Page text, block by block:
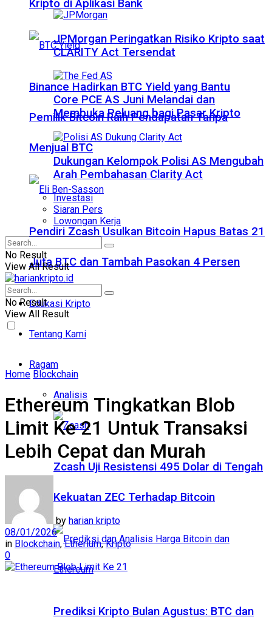
Kripto di Aplikasi Bank
Binance Hadirkan BTC Yield yang Bantu
Pemilik Bitcoin Raih Pendapatan Tanpa
Menjual BTC
Pendiri Zcash Usulkan Bitcoin Hapus Batas 21
Juta BTC dan Tambah Pasokan 4 Persen
Edukasi Kripto
Tentang Kami
Ragam
Analisis
Zcash Uji Resistensi 495 Dolar di Tengah
Kekuatan ZEC Terhadap Bitcoin
Prediksi Kripto Bulan Agustus: BTC dan
JPMorgan Peringatkan Risiko Kripto saat
CLARITY Act Tersendat
Core PCE AS Juni Melandai dan
Membuka Peluang bagi Pasar Kripto
Dukungan Kelompok Polisi AS Mengubah
Arah Pembahasan Clarity Act
Investasi
Siaran Pers
Lowongan Kerja
No Result
View All Result
No Result
View All Result
Home Blockchain
Ethereum Tingkatkan Blob
Limit Ke 21 Untuk Transaksi
Lebih Cepat dan Murah
by harian kripto
08/01/2026
in Blockchain,Etherium,Kripto
0